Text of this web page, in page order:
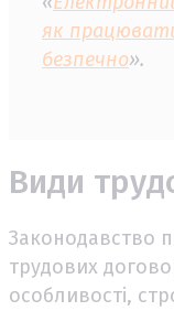
як
безпечно».
Види
Законодавство
трудових
особливості,